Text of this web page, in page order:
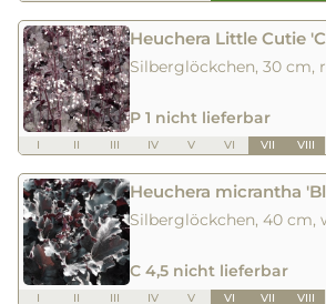
Heuchera Little Cutie
Silberglöckchen, 30 cm,
P 1 nicht lieferbar
I II III IV V VI VII VIII
Heuchera micrantha
Silberglöckchen, 40 cm,
C 4,5 nicht lieferbar
I II III IV V VI VII VIII